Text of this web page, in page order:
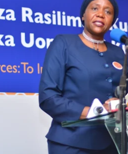
MWANRI APOKELEWA MAKAO
OSCAR ASSENGA- Aug 06 2026
PINDA APONGEZA TVLA KWA
OSCAR ASSENGA- Aug 06 2026
MFUMO WA M+2 WAIMARISHA
OSCAR ASSENGA Aug 06 2026